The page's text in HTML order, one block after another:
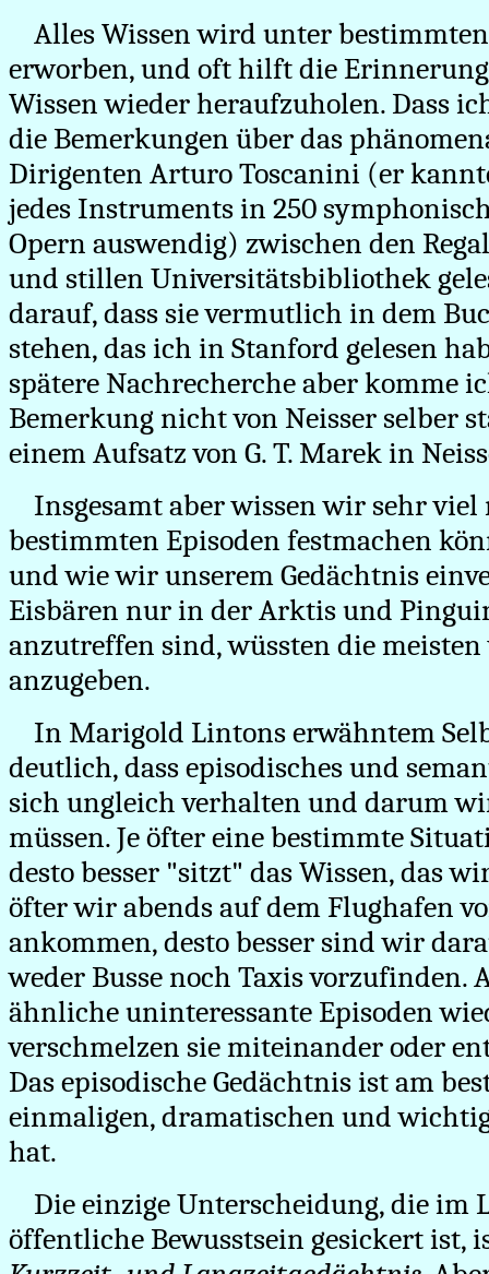
Alles Wissen wird unter
erworben, und oft hilft die
Wissen wieder heraufzuholen. Dass
die Bemerkungen über das
Dirigenten Arturo Toscanini (er
jedes Instruments in 250
Opern auswendig) zwischen den
und stillen Universitätsbibliothek
darauf, dass sie vermutlich in dem
stehen, das ich in Stanford gelesen
spätere Nachrecherche aber komme
Bemerkung nicht von Neisser selber
einem Aufsatz von G. T. Marek in
Insgesamt aber wissen wir sehr viel
bestimmten Episoden festmachen
und wie wir unserem Gedächtnis
Eisbären nur in der Arktis und
anzutreffen sind, wüssten die
anzugeben.
In Marigold Lintons erwähntem
deutlich, dass episodisches und
sich ungleich verhalten und darum
müssen. Je öfter eine bestimmte
desto besser "sitzt" das Wissen, das
öfter wir abends auf dem Flughafen
ankommen, desto besser sind wir
weder Busse noch Taxis vorzufinden.
ähnliche uninteressante Episoden
verschmelzen sie miteinander oder
Das episodische Gedächtnis ist am
einmaligen, dramatischen und
hat.
Die einzige Unterscheidung, die im
öffentliche Bewusstsein gesickert ist,